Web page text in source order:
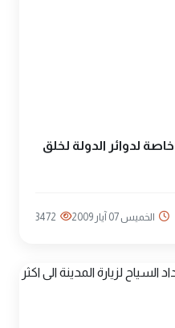
لدوائر الدولة لخلق
الخميس 07 آيار 2009 3472